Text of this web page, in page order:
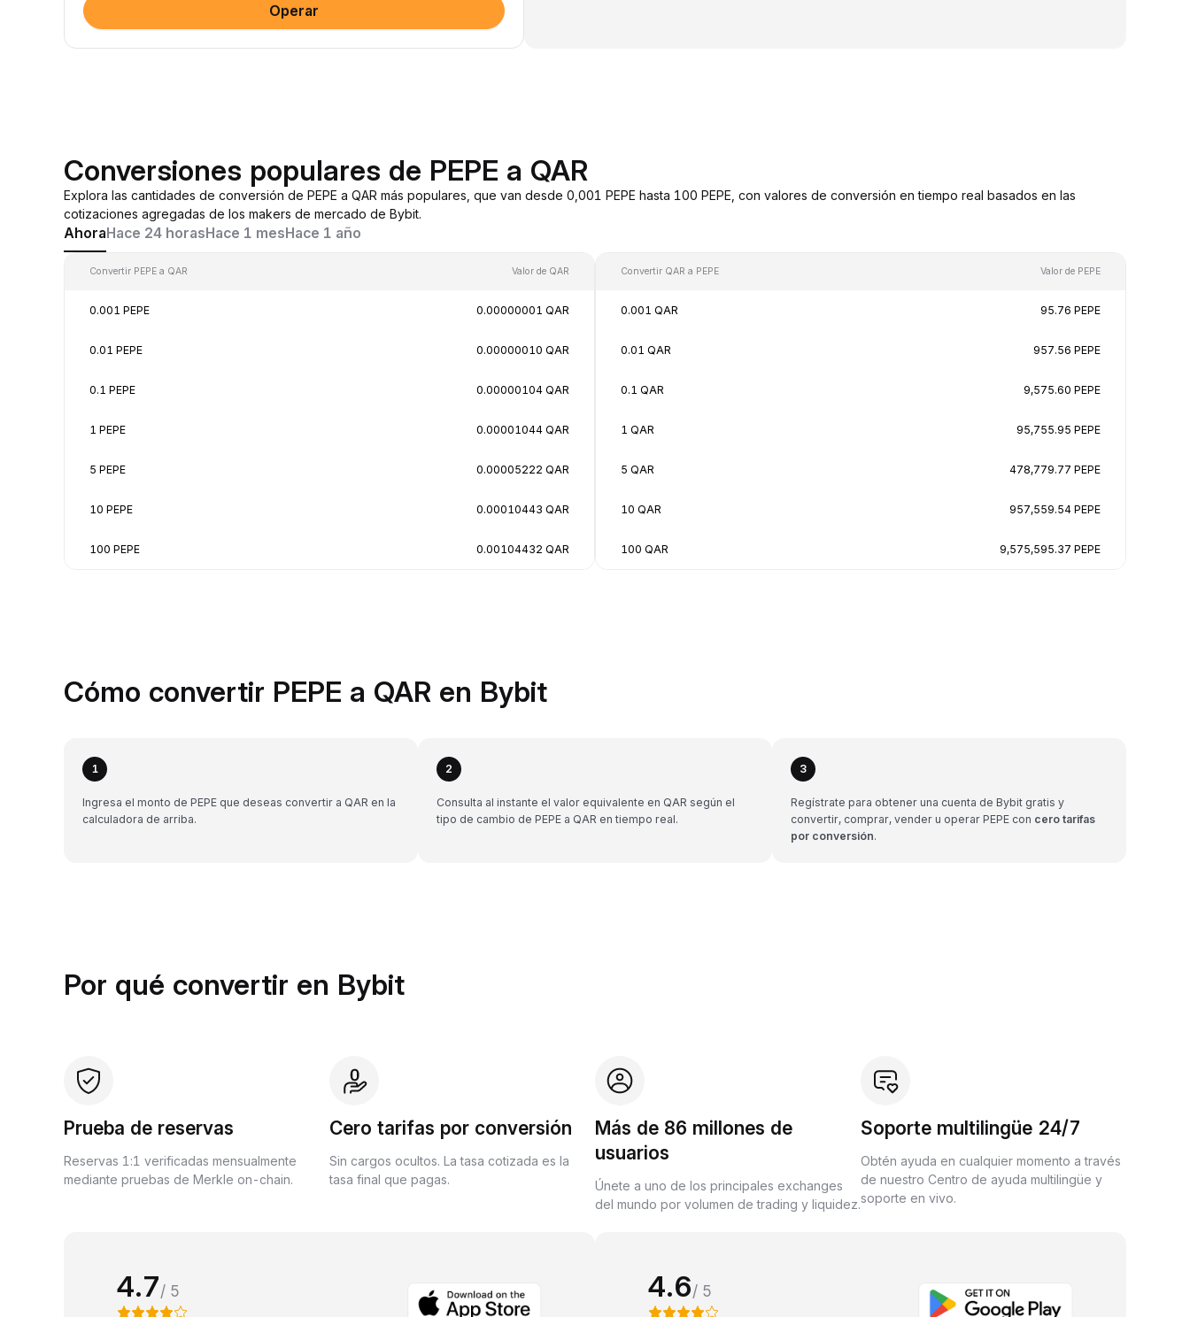
Operar
Conversiones populares de PEPE a QAR
Explora las cantidades de conversión de PEPE a QAR más populares, que van desde 0,001 PEPE hasta 100 PEPE, con valores de conversión en tiempo real basados en las
cotizaciones agregadas de los makers de mercado de Bybit.
AhoraHace 24 horasHace 1 mesHace 1 año
Convertir PEPE a QAR Valor de QAR
0.001 PEPE 0.00000001 QAR
0.01 PEPE 0.00000010 QAR
0.1 PEPE 0.00000104 QAR
1 PEPE 0.00001044 QAR
5 PEPE 0.00005222 QAR
10 PEPE 0.00010443 QAR
100 PEPE 0.00104432 QAR
Convertir QAR a PEPE Valor de PEPE
0.001 QAR 95.76 PEPE
0.01 QAR 957.56 PEPE
0.1 QAR 9,575.60 PEPE
1 QAR 95,755.95 PEPE
5 QAR 478,779.77 PEPE
10 QAR 957,559.54 PEPE
100 QAR 9,575,595.37 PEPE
Cómo convertir PEPE a QAR en Bybit
1
Ingresa el monto de PEPE que deseas convertir a QAR en la
calculadora de arriba.
2
Consulta al instante el valor equivalente en QAR según el
tipo de cambio de PEPE a QAR en tiempo real.
3
Regístrate para obtener una cuenta de Bybit gratis y
convertir, comprar, vender u operar PEPE con cero tarifas
por conversión.
Por qué convertir en Bybit
Prueba de reservas
Reservas 1:1 verificadas mensualmente
mediante pruebas de Merkle on-chain.
Cero tarifas por conversión
Sin cargos ocultos. La tasa cotizada es la
tasa final que pagas.
Más de 86 millones de
usuarios
Únete a uno de los principales exchanges
del mundo por volumen de trading y liquidez.
Soporte multilingüe 24/7
Obtén ayuda en cualquier momento a través
de nuestro Centro de ayuda multilingüe y
soporte en vivo.
4.7/ 5 4.6/ 5